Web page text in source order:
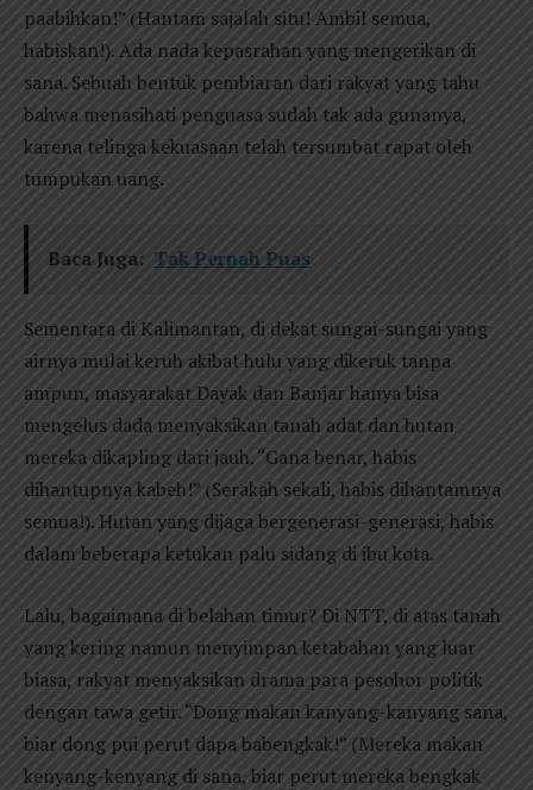
paabihkan!” (Hantam sajalah situ! Ambil semua,
habiskan!). Ada nada kepasrahan yang mengerikan di
sana. Sebuah bentuk pembiaran dari rakyat yang tahu
bahwa menasihati penguasa sudah tak ada gunanya,
karena telinga kekuasaan telah tersumbat rapat oleh
tumpukan uang.
Baca Juga: Tak Pernah Puas
Sementara di Kalimantan, di dekat sungai-sungai yang
airnya mulai keruh akibat hulu yang dikeruk tanpa
ampun, masyarakat Dayak dan Banjar hanya bisa
mengelus dada menyaksikan tanah adat dan hutan
mereka dikapling dari jauh. “Gana benar, habis
dihantupnya kabeh!” (Serakah sekali, habis dihantamnya
semua!). Hutan yang dijaga bergenerasi-generasi, habis
dalam beberapa ketukan palu sidang di ibu kota.
Lalu, bagaimana di belahan timur? Di NTT, di atas tanah
yang kering namun menyimpan ketabahan yang luar
biasa, rakyat menyaksikan drama para pesohor politik
dengan tawa getir. “Dong makan kanyang-kanyang sana,
biar dong pui perut dapa babengkak!” (Mereka makan
kenyang-kenyang di sana, biar perut mereka bengkak